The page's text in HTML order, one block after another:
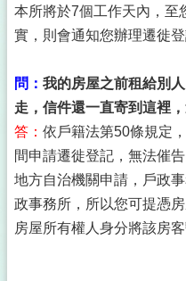
本所將於7個工作天內，至
實，則會通知您辦理遷徙登
問： 我的房屋之前租給別
走，信件還一直寄到這裡
答： 依戶籍法第50條規定
間申請遷徙登記，無法催
地方自治機關申請，戶政
政事務所，所以您可提憑
房屋所有權人身分將該房